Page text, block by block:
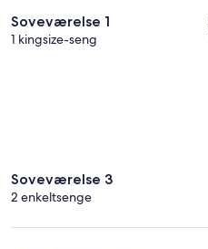
Soveværelse 1
1 kingsize-seng
Soveværelse 3
2 enkeltsenge